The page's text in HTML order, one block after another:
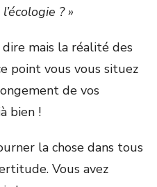
? »
mais la réalité des
point vous vous situez
de vos
bien !
la chose dans tous
Vous avez